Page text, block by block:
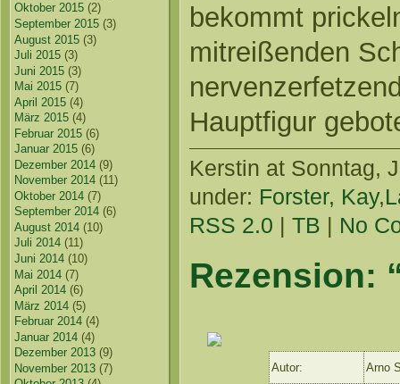
Oktober 2015 (2)
September 2015 (3)
August 2015 (3)
Juli 2015 (3)
Juni 2015 (3)
Mai 2015 (7)
April 2015 (4)
März 2015 (4)
Februar 2015 (6)
Januar 2015 (6)
Dezember 2014 (9)
November 2014 (11)
Oktober 2014 (7)
September 2014 (6)
August 2014 (10)
Juli 2014 (11)
Juni 2014 (10)
Mai 2014 (7)
April 2014 (6)
März 2014 (5)
Februar 2014 (4)
Januar 2014 (4)
Dezember 2013 (9)
November 2013 (7)
bekommt
mitreißenden
Hauptfigur
Kerstin at Sonntag,
under: Forster, Kay,
RSS 2.0 | TB | No
Rezension:
Autor:
Arno